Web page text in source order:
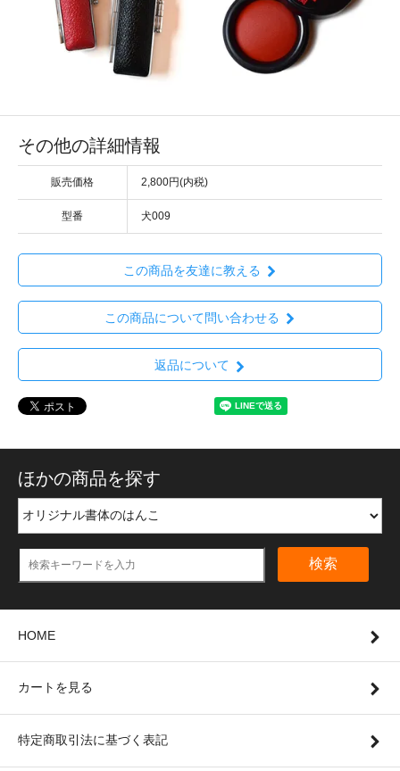
その他の詳細情報
販売価格 2,800円(内税)
型番 犬009
この商品を友達に教える
この商品について問い合わせる
返品について
ほかの商品を探す
検索
HOME
カートを見る
特定商取引法に基づく表記